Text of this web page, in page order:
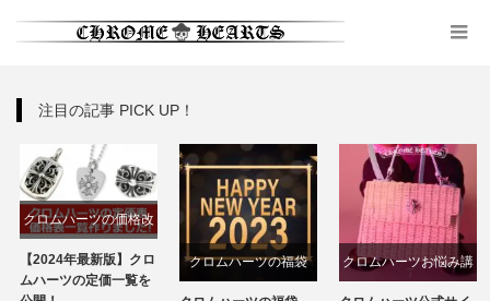
注目の記事 PICK UP！
クロムハーツの価格改
定
【2024年最新版】クロ
ムハーツの定価一覧を
クロムハーツの福袋 クロムハーツお悩み講